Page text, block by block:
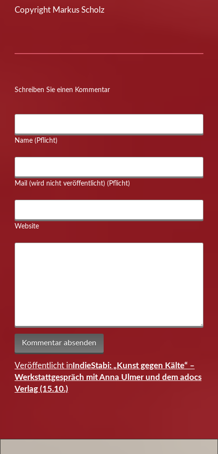
Copyright Markus Scholz
Schreiben Sie einen Kommentar
Name (Pflicht)
Mail (wird nicht veröffentlicht) (Pflicht)
Website
Beitragsnavigation
Veröffentlicht in IndieStabi: „Kunst gegen Kälte“ –
Werkstattgespräch mit Anna Ulmer und dem adocs
Verlag (15.10.)